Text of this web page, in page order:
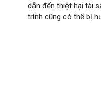
dẫn đến thiệt hại tài
trình cũng có thể bị